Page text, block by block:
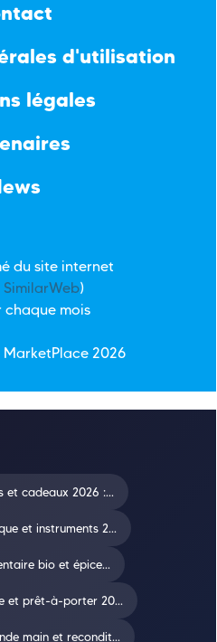
d'utilisation
légales
du site internet
SimilarWeb)
chaque mois
MarketPlace2026
et cadeaux 2026 :...
et instruments 2...
bio et épice...
et prêt-à-porter 20...
main et recondit...